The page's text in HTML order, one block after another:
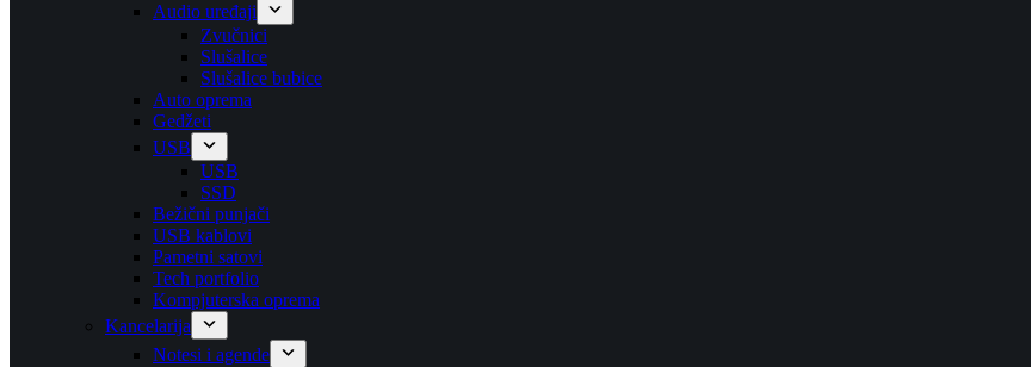
Audio uređaji
Zvučnici
Slušalice
Slušalice bubice
Auto oprema
Gedžeti
USB
USB
SSD
Bežični punjači
USB kablovi
Pametni satovi
Tech portfolio
Kompjuterska oprema
Kancelarija
Notesi i agende